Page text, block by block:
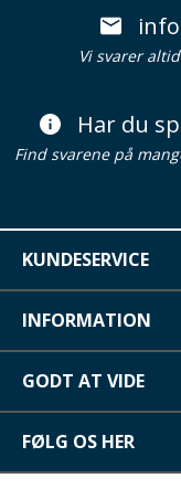
Vi svarer
Har du
Find svarene på
KUNDESERVICE
INFORMATION
GODT AT VIDE
FØLG OS HER